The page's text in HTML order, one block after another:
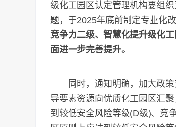
级化工园区认定管理机构要组
题，于2025年底前制定专业化
竞争力二级、智慧化提升级化
面进一步完善提升。
同时，通知明确，加大政策
导要素资源向优质化工园区汇
到较低安全风险等级(D级)、竞